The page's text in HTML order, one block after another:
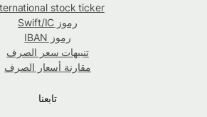
International stock ticker
رموز Swift/IC
رموز IBAN
تنبيهات سعر الصرف
مقارنة أسعار الصرف
تابعنا